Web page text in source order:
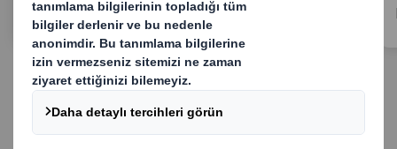
Sürdürülebilirlik Stratejisi